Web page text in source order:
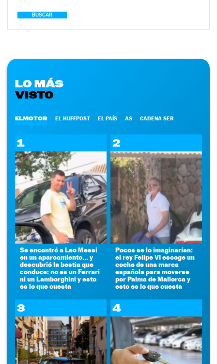
BUSCAR
LO MÁS
VISTO
ELMOTOR EL HUFFPOST EL PAÍS AS CADENA SER
1
Se encontró a Leo Messi
en un aparcamiento... y
descubrió la bestia que
conduce: no es un Ferrari
ni un Lamborghini y esto
es lo que cuesta
2
Pocos se lo imaginarían:
el rey Felipe VI escoge un
coche de una marca
española para moverse
por Palma de Mallorca y
esto es lo que cuesta
3 4